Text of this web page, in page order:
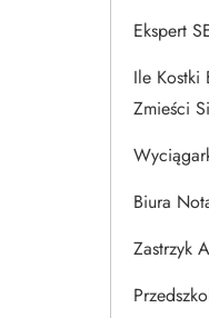
Ekspert
Ile
Zmieści
Biura
Zastrzyk